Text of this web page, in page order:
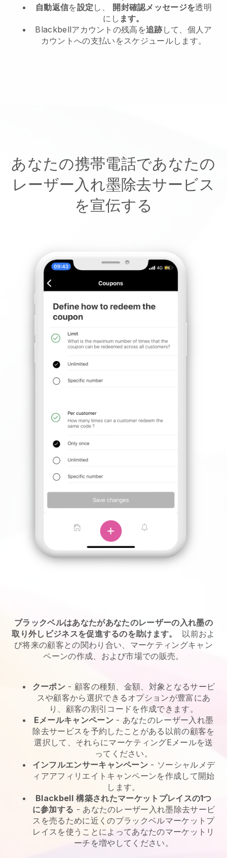
自動返信を設定 し、 開封確認メッセージを透明
にし ます。
Blackbellアカウントの残高を追跡 して、個人ア
カウントへの支払いをスケジュールします。
あなたの携帯電話であなたの
レーザー入れ墨除去サービス
を宣伝する
ブラックベルはあなたがあなたのレーザーの入れ墨の
取り外しビジネスを促進するのを助けます。
以前およ
び将来の顧客との関わり合い、マーケティングキャン
ペーンの作成、および市場での販売。
クーポン- 顧客の種類、金額、対象となるサービ
スや顧客から選択できるオプションが豊富にあ
り、顧客の割引コードを作成できます。
Eメールキャンペーン- あなたのレーザー入れ墨
除去サービスを予約したことがある以前の顧客を
選択して、それらにマーケティングEメールを送
ってください。
インフルエンサーキャンペーン - ソーシャルメデ
ィアアフィリエイトキャンペーンを作成して開始
します。
Blackbell 構築されたマーケットプレイスの1つ
に参加する - あなたのレーザー入れ墨除去サービ
スを売るために近くのブラックベルマーケットプ
レイスを使うことによってあなたのマーケットリ
ーチを増やしてください。